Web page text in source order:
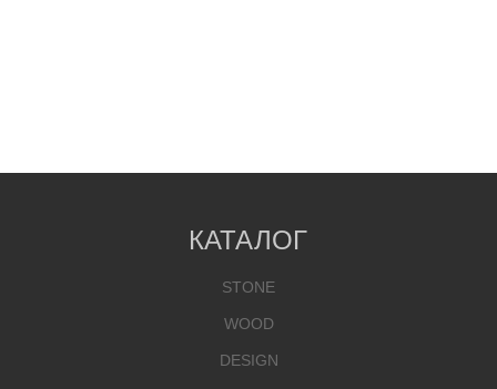
КАТАЛОГ
STONE
WOOD
DESIGN